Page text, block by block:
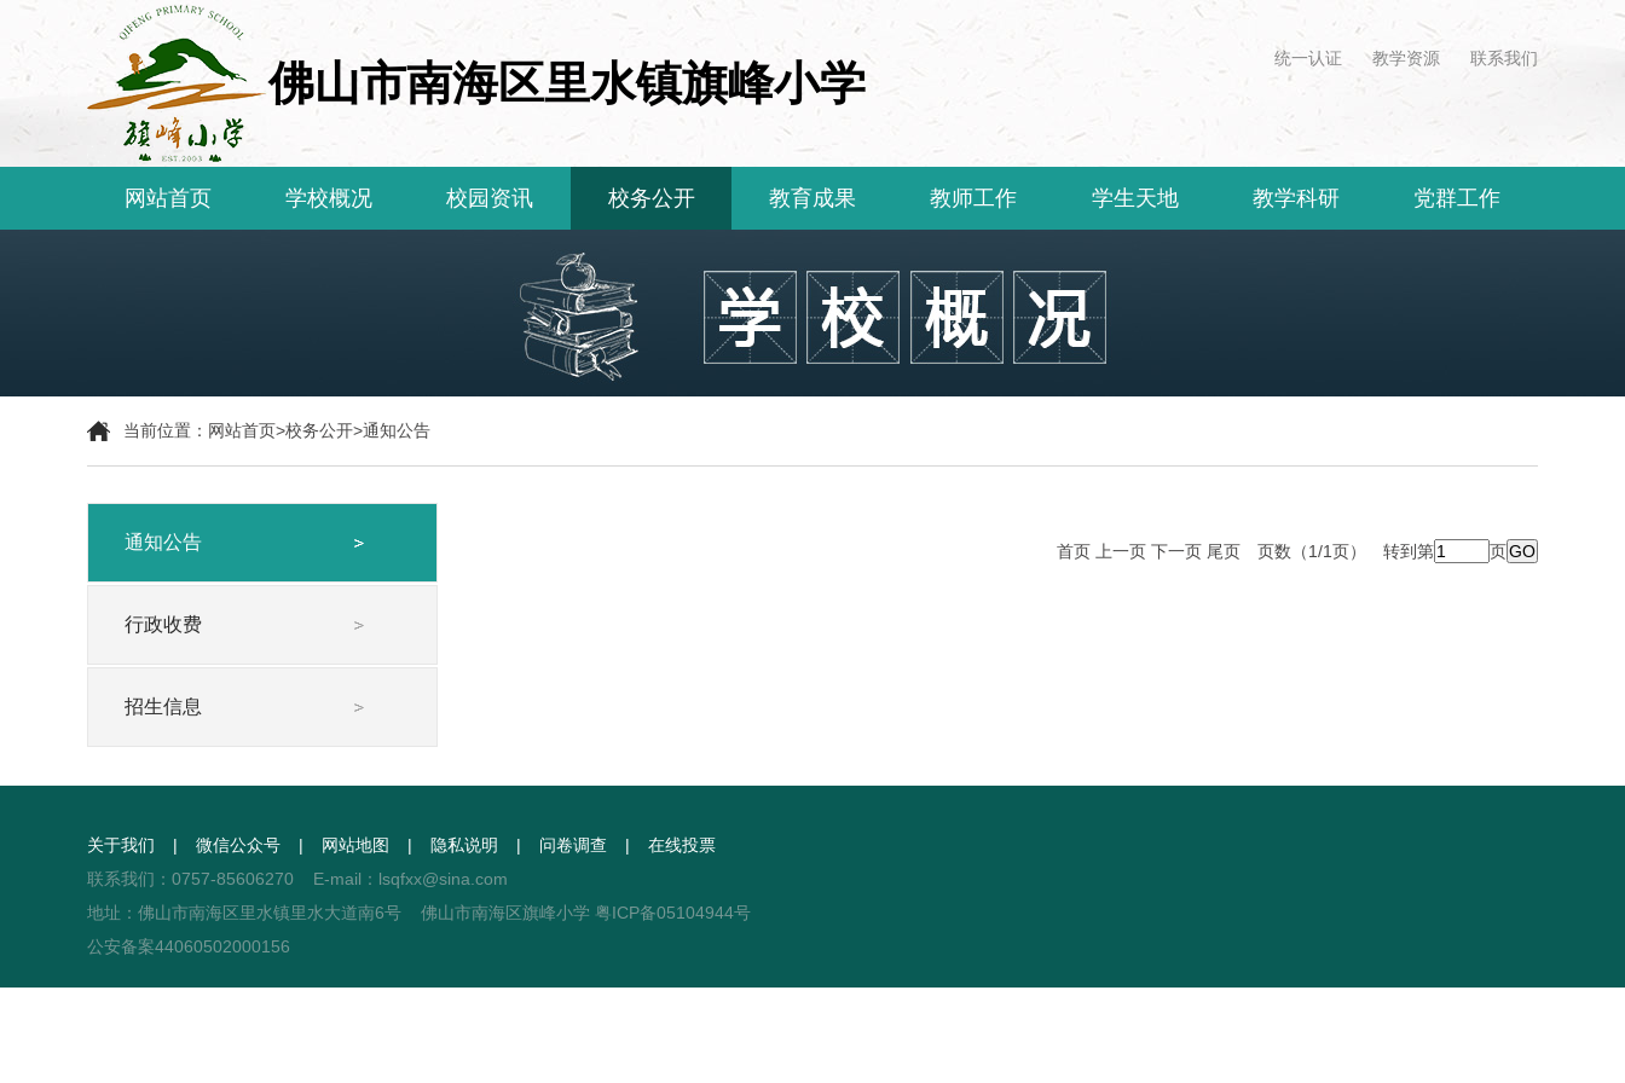
佛山市南海区里水镇旗峰小学 联系我们
教学资源
统一认证
网站首页 学校概况 校园资讯 校务公开 教育成果 教师工作 学生天地 教学科研 党群工作
当前位置： 网站首页>校务公开>通知公告
通知公告
行政收费
招生信息
首页 上一页 下一页 尾页 页数（1/1页） 转到第 页
关于我们 微信公众号 网站地图 隐私说明 问卷调查
在线投票
联系我们：0757-85606270 E-mail：lsqfxx@sina.com
地址：佛山市南海区里水镇里水大道南6号 佛山市南海区旗峰小学 粤ICP备05104944号
公安备案44060502000156